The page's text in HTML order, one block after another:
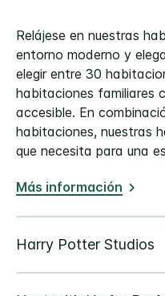
Relájese en nuestras
entorno moderno y
elegir entre 30
habitaciones familiares
accesible. En
habitaciones, nuestras
que necesita para una
Más información